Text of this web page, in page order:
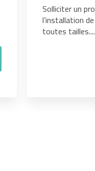
Solliciter un
l’installation
toutes tailles....